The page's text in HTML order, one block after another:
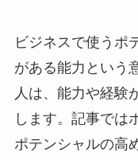
ビジネスで使うポ
がある能力という
人は、能力や経験
します。記事では
ポテンシャルの高